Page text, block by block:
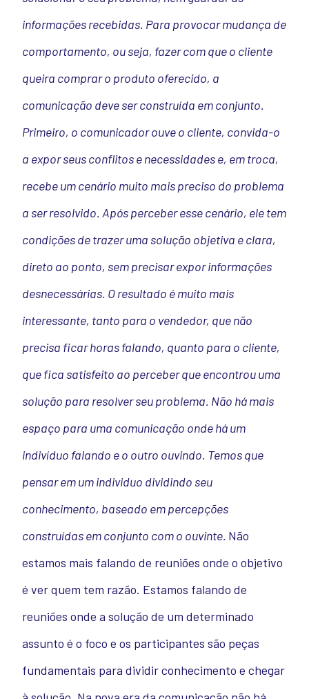
informações recebidas. Para provocar mudança de
comportamento, ou seja, fazer com que o cliente
queira comprar o produto oferecido, a
comunicação deve ser construída em conjunto.
Primeiro, o comunicador ouve o cliente, convida-o
a expor seus conflitos e necessidades e, em troca,
recebe um cenário muito mais preciso do problema
a ser resolvido. Após perceber esse cenário, ele tem
condições de trazer uma solução objetiva e clara,
direto ao ponto, sem precisar expor informações
desnecessárias. O resultado é muito mais
interessante, tanto para o vendedor, que não
precisa ficar horas falando, quanto para o cliente,
que fica satisfeito ao perceber que encontrou uma
solução para resolver seu problema. Não há mais
espaço para uma comunicação onde há um
indivíduo falando e o outro ouvindo. Temos que
pensar em um individuo dividindo seu
conhecimento, baseado em percepções
construídas em conjunto com o ouvinte. Não
estamos mais falando de reuniões onde o objetivo
é ver quem tem razão. Estamos falando de
reuniões onde a solução de um determinado
assunto é o foco e os participantes são peças
fundamentais para dividir conhecimento e chegar